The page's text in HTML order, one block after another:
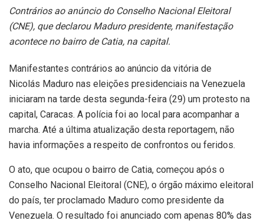
Contrários ao anúncio do Conselho Nacional Eleitoral
(CNE), que declarou Maduro presidente, manifestação
acontece no bairro de Catia, na capital.
Manifestantes contrários ao anúncio da vitória de
Nicolás Maduro nas eleições presidenciais na Venezuela
iniciaram na tarde desta segunda-feira (29) um protesto na
capital, Caracas. A polícia foi ao local para acompanhar a
marcha. Até a última atualização desta reportagem, não
havia informações a respeito de confrontos ou feridos.
O ato, que ocupou o bairro de Catia, começou após o
Conselho Nacional Eleitoral (CNE), o órgão máximo eleitoral
do país, ter proclamado Maduro como presidente da
Venezuela. O resultado foi anunciado com apenas 80% das